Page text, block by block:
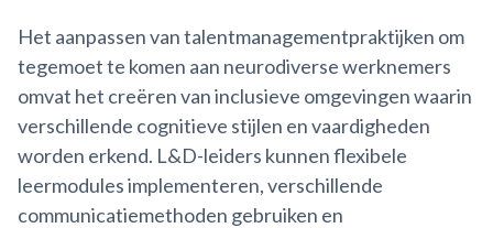
Het aanpassen van talentmanagementpraktijken om
tegemoet te komen aan neurodiverse werknemers
omvat het creëren van inclusieve omgevingen waarin
verschillende cognitieve stijlen en vaardigheden
worden erkend. L&D-leiders kunnen flexibele
leermodules implementeren, verschillende
communicatiemethoden gebruiken en